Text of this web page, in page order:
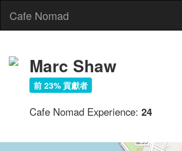
Cafe Nomad
Marc Shaw
前 23% 貢獻者
Cafe Nomad Experience: 24